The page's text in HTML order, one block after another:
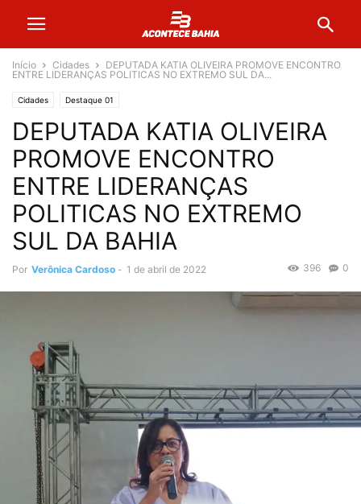
Início Cidades
DEPUTADA KATIA OLIVEIRA PROMOVE ENCONTRO
ENTRE LIDERANÇAS POLITICAS NO EXTREMO SUL DA...
Cidades Destaque 01
DEPUTADA KATIA OLIVEIRA
PROMOVE ENCONTRO
ENTRE LIDERANÇAS
POLITICAS NO EXTREMO
SUL DA BAHIA
Por Verônica Cardoso - 1 de abril de 2022 0
396